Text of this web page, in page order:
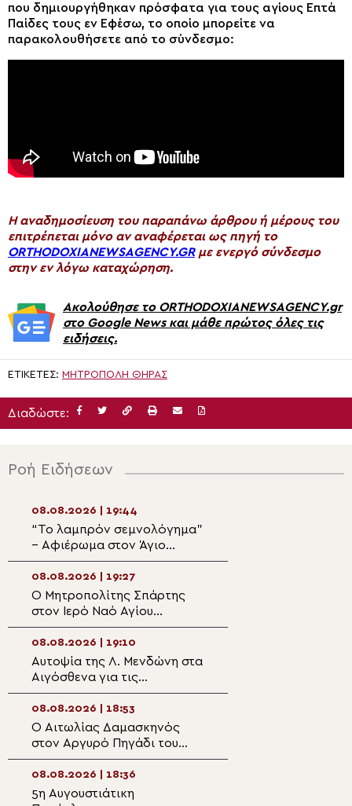
που δημιουργήθηκαν πρόσφατα για τους αγίους Επτά
Παίδες τους εν Εφέσω, το οποίο μπορείτε να
παρακολουθήσετε από το σύνδεσμο:
H αναδημοσίευση του παραπάνω άρθρου ή μέρους του
επιτρέπεται μόνο αν αναφέρεται ως πηγή το
ORTHODOXIANEWSAGENCY.GRμε ενεργό σύνδεσμο
στην εν λόγω καταχώρηση.
Ακολούθησε το ORTHODOXIANEWSAGENCY.gr
στο Google News και μάθε πρώτος όλες τις
ειδήσεις.
ΕΤΙΚΈΤΕΣ: ΜΗΤΡΌΠΟΛΗ ΘΉΡΑΣ
Διαδώστε:
Ροή Ειδήσεων
08.08.2026 | 19:44
“Το λαμπρόν σεμνολόγημα”
– Αφιέρωμα στον Άγιο
Καλλίνικο Εδέσσης (ΒΙΝΤΕΟ)
08.08.2026 | 19:27
Ο Μητροπολίτης Σπάρτης
στον Ιερό Ναό Αγίου
Φανουρίου στον οικισμό
Κατσαρού
08.08.2026 | 19:10
Αυτοψία της Λ. Μενδώνη στα
Αιγόσθενα για τις
επιπτώσεις της πυρκαγιάς
08.08.2026 | 18:53
Ο Αιτωλίας Δαμασκηνός
στον Αργυρό Πηγάδι του
Θέρμου
08.08.2026 | 18:36
5η Αυγουστιάτικη